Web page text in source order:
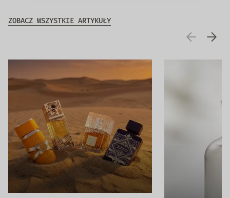
ZOBACZ WSZYSTKIE ARTYKUŁY